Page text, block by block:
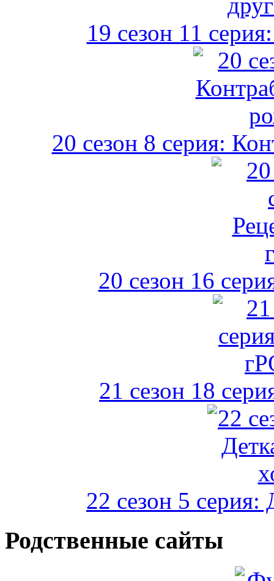
19 сезон 11
20 сезон 8 серия:
20 сезон 16
21 сезон 18
22 сезон 5 серия:
Родственные сайты